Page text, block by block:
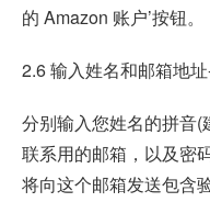
的 Amazon 账户’按钮。
2.6 输入姓名和邮箱地
分别输入您姓名的拼音
联系用的邮箱，以及密
将向这个邮箱发送包含